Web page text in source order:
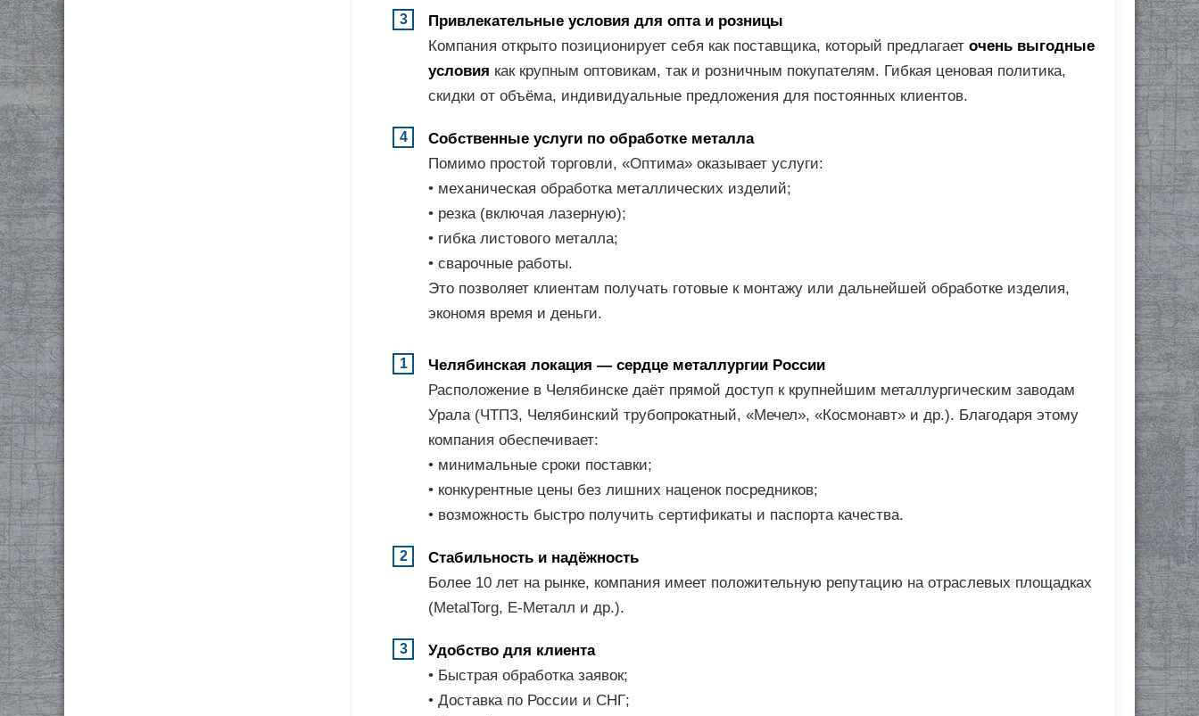
Привлекательные условия для опта и розницы
Компания открыто позиционирует себя как поставщика, который предлагает очень выгодные
условия как крупным оптовикам, так и розничным покупателям. Гибкая ценовая политика,
скидки от объёма, индивидуальные предложения для постоянных клиентов.
Собственные услуги по обработке металла
Помимо простой торговли, «Оптима» оказывает услуги:
• механическая обработка металлических изделий;
• резка (включая лазерную);
• гибка листового металла;
• сварочные работы.
Это позволяет клиентам получать готовые к монтажу или дальнейшей обработке изделия,
экономя время и деньги.
Челябинская локация — сердце металлургии России
Расположение в Челябинске даёт прямой доступ к крупнейшим металлургическим заводам
Урала (ЧТПЗ, Челябинский трубопрокатный, «Мечел», «Космонавт» и др.). Благодаря этому
компания обеспечивает:
• минимальные сроки поставки;
• конкурентные цены без лишних наценок посредников;
• возможность быстро получить сертификаты и паспорта качества.
Стабильность и надёжность
Более 10 лет на рынке, компания имеет положительную репутацию на отраслевых площадках
(MetalTorg, Е-Металл и др.).
Удобство для клиента
• Быстрая обработка заявок;
• Доставка по России и СНГ;